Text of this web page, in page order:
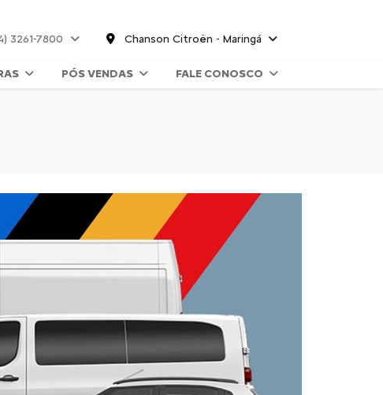
3261-7800 Chanson Citroën - Maringá
PÓS VENDAS FALE CONOSCO